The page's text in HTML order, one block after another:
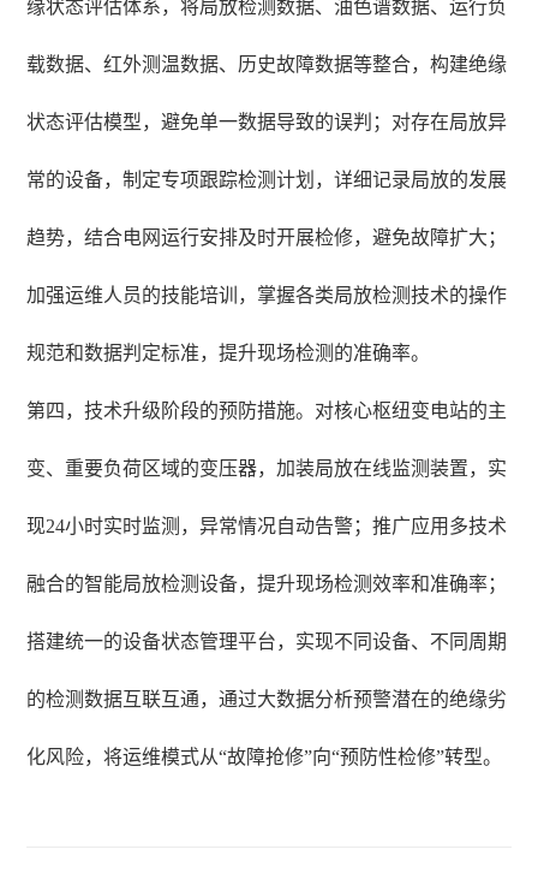
缘状态评估体系，将局放检测数据、油色谱数据、运行负
载数据、红外测温数据、历史故障数据等整合，构建绝缘
状态评估模型，避免单一数据导致的误判；对存在局放异
常的设备，制定专项跟踪检测计划，详细记录局放的发展
趋势，结合电网运行安排及时开展检修，避免故障扩大；
加强运维人员的技能培训，掌握各类局放检测技术的操作
规范和数据判定标准，提升现场检测的准确率。
第四，技术升级阶段的预防措施。对核心枢纽变电站的主
变、重要负荷区域的变压器，加装局放在线监测装置，实
现24小时实时监测，异常情况自动告警；推广应用多技术
融合的智能局放检测设备，提升现场检测效率和准确率；
搭建统一的设备状态管理平台，实现不同设备、不同周期
的检测数据互联互通，通过大数据分析预警潜在的绝缘劣
化风险，将运维模式从“故障抢修”向“预防性检修”转型。